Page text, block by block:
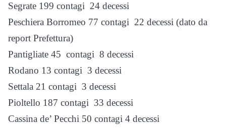
Segrate 199 contagi 24 decessi
Peschiera Borromeo 77 contagi 22 decessi (dato da
report Prefettura)
Pantigliate 45 contagi 8 decessi
Rodano 13 contagi 3 decessi
Settala 21 contagi 3 decessi
Pioltello 187 contagi 33 decessi
Cassina de’ Pecchi 50 contagi 4 decessi